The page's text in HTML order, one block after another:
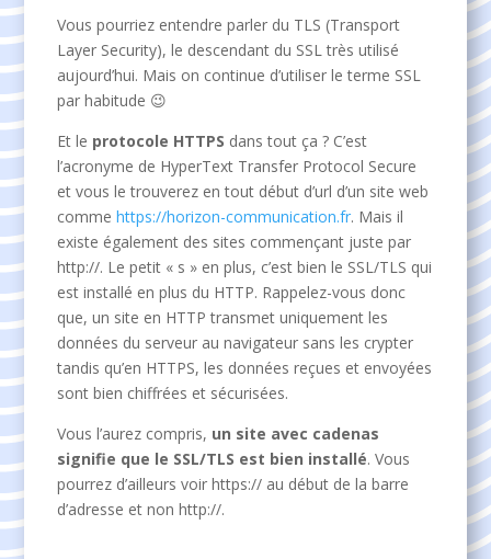
Vous pourriez entendre parler du TLS (Transport
Layer Security), le descendant du SSL très utilisé
aujourd’hui. Mais on continue d’utiliser le terme SSL
par habitude 😉
Et le protocole HTTPS dans tout ça ? C’est
l’acronyme de HyperText Transfer Protocol Secure
et vous le trouverez en tout début d’url d’un site web
commehttps://horizon-communication.fr. Mais il
existe également des sites commençant juste par
http://. Le petit « s » en plus, c’est bien le SSL/TLS qui
est installé en plus du HTTP. Rappelez-vous donc
que, un site en HTTP transmet uniquement les
données du serveur au navigateur sans les crypter
tandis qu’en HTTPS, les données reçues et envoyées
sont bien chiffrées et sécurisées.
Vous l’aurez compris, un site avec cadenas
signifie que le SSL/TLS est bien installé. Vous
pourrez d’ailleurs voir https:// au début de la barre
d’adresse et non http://.